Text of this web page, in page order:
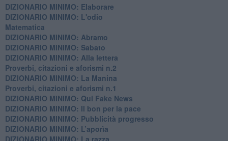
DIZIONARIO MINIMO: Elaborare
DIZIONARIO MINIMO: L'odio
​Matematica
DIZIONARIO MINIMO: Abramo
DIZIONARIO MINIMO: Sabato
​DIZIONARIO MINIMO: Alla lettera
Proverbi, citazioni e aforismi n.2
DIZIONARIO MINIMO: La Manina
​Proverbi, citazioni e aforismi n.1
DIZIONARIO MINIMO: Qui Fake News
DIZIONARIO MINIMO: ​Il bon per la pace
DIZIONARIO MINIMO: Pubblicità progresso
DIZIONARIO MINIMO: L’aporìa
DIZIONARIO MINIMO: La razza